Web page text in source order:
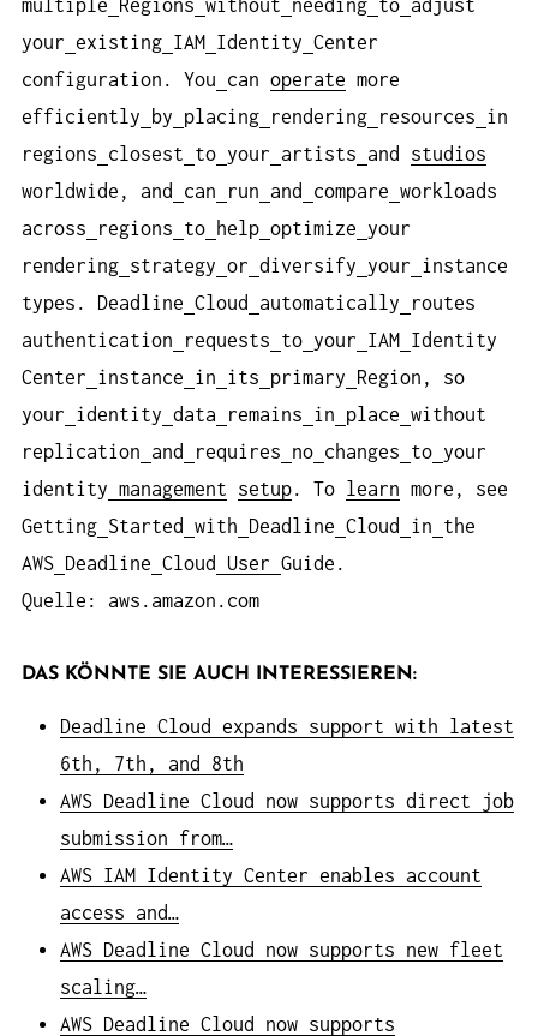
multiple
Regions without needing to adjust
your existing IAM Identity Center
configuration. You
can operate more
efficiently
by placing rendering resources
in
regions
closest to your artists and studios
worldwide, and
can run and compare workloads
across
regions to help optimize
your
rendering strategy or diversify your
instance
types. Deadline Cloud automatically
routes
authentication
requests to your IAM Identity
Center
instance in its primary
Region, so
your
identity data remains in place without
replication
and requires no changes to your
identity management setup. To learn more, see
Getting Started with Deadline Cloud in
the
AWS Deadline Cloud User Guide.
Quelle: aws.amazon.com
DAS KÖNNTE SIE AUCH INTERESSIEREN:
Deadline Cloud expands support with latest
6th, 7th, and 8th
AWS Deadline Cloud now supports direct job
submission from…
AWS IAM Identity Center enables account
access and…
AWS Deadline Cloud now supports new fleet
scaling…
AWS Deadline Cloud now supports